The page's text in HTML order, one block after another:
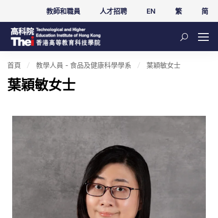
教師和職員 人才招聘 EN 繁 简
首頁 教學人員 - 食品及健康科學學系 葉穎敏女士
葉穎敏女士